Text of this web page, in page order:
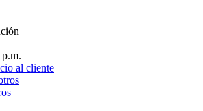
al cliente